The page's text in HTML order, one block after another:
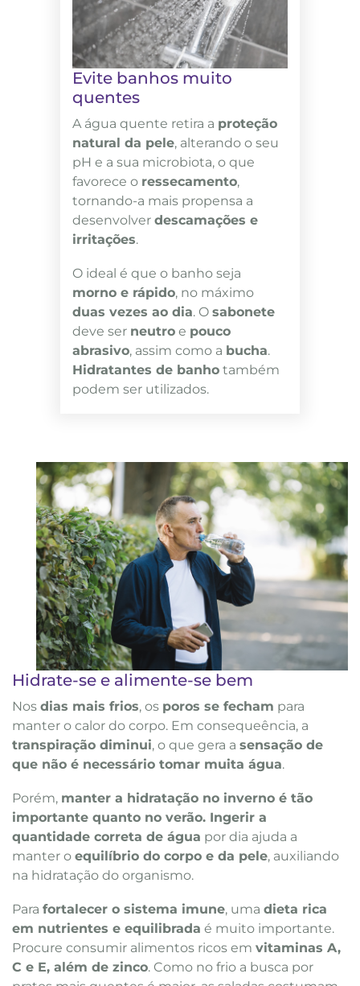
Evite banhos muito
quentes
A água quente retira a proteção
natural da pele, alterando o seu
pH e a sua microbiota, o que
favorece o ressecamento,
tornando-a mais propensa a
desenvolver descamações e
irritações.
O ideal é que o banho seja
morno e rápido, no máximo
duas vezes ao dia. O sabonete
deve ser neutro e pouco
abrasivo, assim como a bucha.
Hidratantes de banho também
podem ser utilizados.
Hidrate-se e alimente-se bem
Nos dias mais frios, os poros se fecham para
manter o calor do corpo. Em consequeência, a
transpiração diminui, o que gera a sensação de
que não é necessário tomar muita água.
Porém, manter a hidratação no inverno é tão
importante quanto no verão. Ingerir a
quantidade correta de água por dia ajuda a
manter o equilíbrio do corpo e da pele, auxiliando
na hidratação do organismo.
Para fortalecer o sistema imune, uma dieta rica
em nutrientes e equilibrada é muito importante.
Procure consumir alimentos ricos em vitaminas A,
C e E, além de zinco. Como no frio a busca por